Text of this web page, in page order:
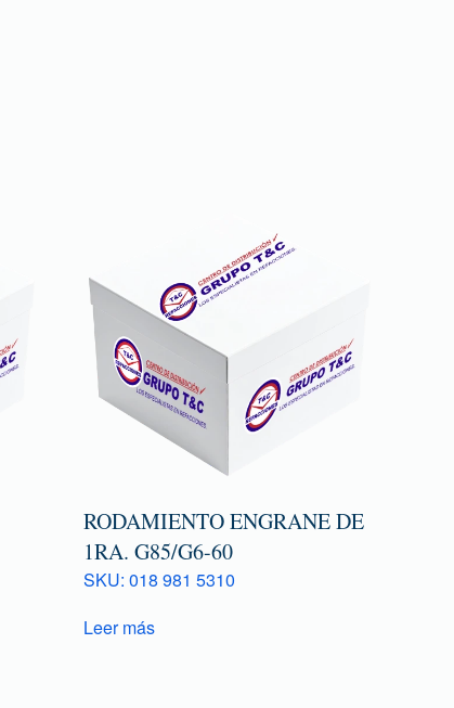
RODAMIENTO ENGRANE DE
1RA. G85/G6-60
SKU: 018 981 5310
Leer más